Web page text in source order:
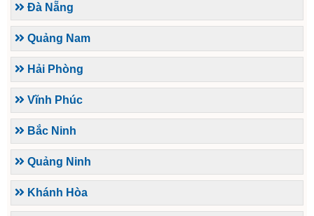
Đà Nẵng
Quảng Nam
Hải Phòng
Vĩnh Phúc
Bắc Ninh
Quảng Ninh
Khánh Hòa